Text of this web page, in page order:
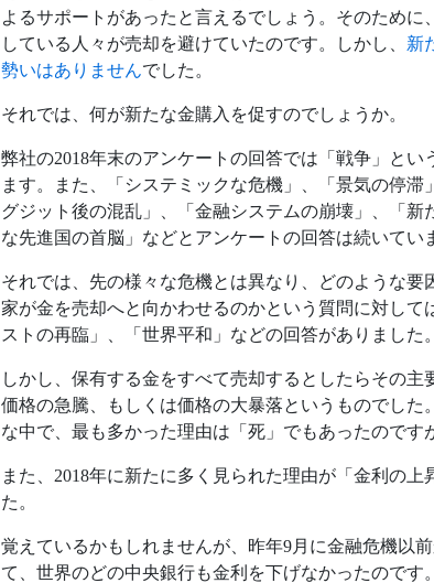
よるサポートがあったと言えるでしょう。そのために
している人々が売却を避けていたのです。しかし、 新
勢いはありませんでした。
それでは、何が新たな金購入を促すのでしょうか。
弊社の2018年末のアンケートの回答では「戦争」とい
ます。また、「システミックな危機」、「景気の停滞
グジット後の混乱」、「金融システムの崩壊」、「新
な先進国の首脳」などとアンケートの回答は続いてい
それでは、先の様々な危機とは異なり、どのような要
家が金を売却へと向かわせるのかという質問に対して
ストの再臨」、「世界平和」などの回答がありました。
しかし、保有する金をすべて売却するとしたらその主
価格の急騰、もしくは価格の大暴落というものでした
な中で、最も多かった理由は「死」でもあったのです
また、2018年に新たに多く見られた理由が「金利の上
た。
覚えているかもしれませんが、昨年9月に金融危機以
て、世界のどの中央銀行も金利を下げなかったのです